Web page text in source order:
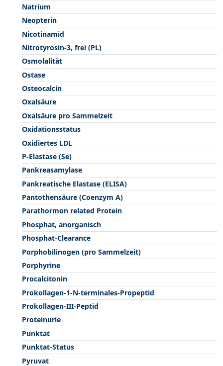
Natrium
Neopterin
Nicotinamid
Nitrotyrosin-3, frei (PL)
Osmolalität
Ostase
Osteocalcin
Oxalsäure
Oxalsäure pro Sammelzeit
Oxidationsstatus
Oxidiertes LDL
P-Elastase (Se)
Pankreasamylase
Pankreatische Elastase (ELISA)
Pantothensäure (Coenzym A)
Parathormon related Protein
Phosphat, anorganisch
Phosphat-Clearance
Porphobilinogen (pro Sammelzeit)
Porphyrine
Procalcitonin
Prokollagen-1-N-terminales-Propeptid
Prokollagen-III-Peptid
Proteinurie
Punktat
Punktat-Status
Pyruvat